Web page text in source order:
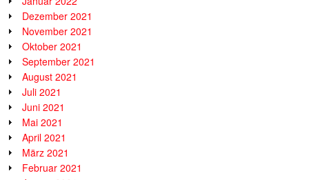
Dezember 2021
November 2021
Oktober 2021
September 2021
August 2021
Juli 2021
Juni 2021
Mai 2021
April 2021
März 2021
Februar 2021